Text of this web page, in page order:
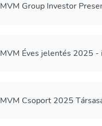
MVM Group Investor
MVM Éves jelentés 2025 -
MVM Csoport 2025